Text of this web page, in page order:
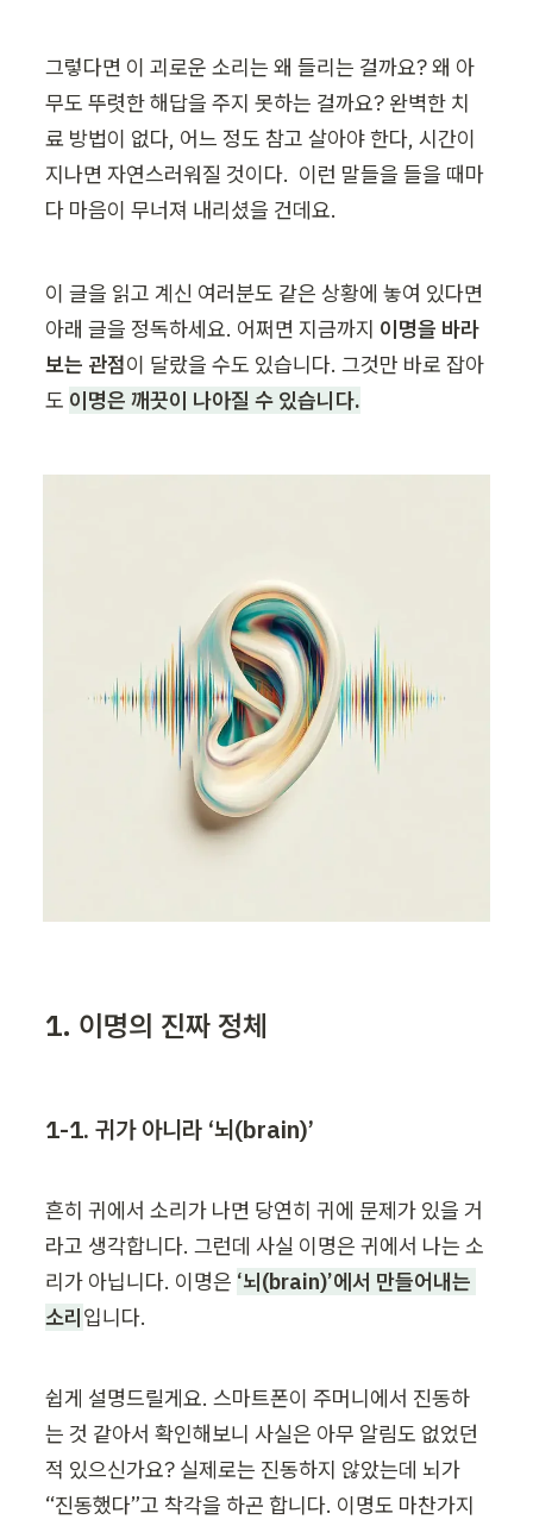
그렇다면 이 괴로운 소리는 왜 들리는 걸까요? 왜 아
무도 뚜렷한 해답을 주지 못하는 걸까요? 완벽한 치
료 방법이 없다, 어느 정도 참고 살아야 한다, 시간이
지나면 자연스러워질 것이다.  이런 말들을 들을 때마
다 마음이 무너져 내리셨을 건데요.
이 글을 읽고 계신 여러분도 같은 상황에 놓여 있다면
아래 글을 정독하세요. 어쩌면 지금까지 이명을 바라
보는 관점이 달랐을 수도 있습니다. 그것만 바로 잡아
도 이명은 깨끗이 나아질 수 있습니다.
1. 이명의 진짜 정체
1-1. 귀가 아니라 ‘뇌(brain)’
흔히 귀에서 소리가 나면 당연히 귀에 문제가 있을 거
라고 생각합니다. 그런데 사실 이명은 귀에서 나는 소
리가 아닙니다. 이명은 ‘뇌(brain)’에서 만들어내는
소리입니다.
쉽게 설명드릴게요. 스마트폰이 주머니에서 진동하
는 것 같아서 확인해보니 사실은 아무 알림도 없었던
적 있으신가요? 실제로는 진동하지 않았는데 뇌가
“진동했다”고 착각을 하곤 합니다. 이명도 마찬가지